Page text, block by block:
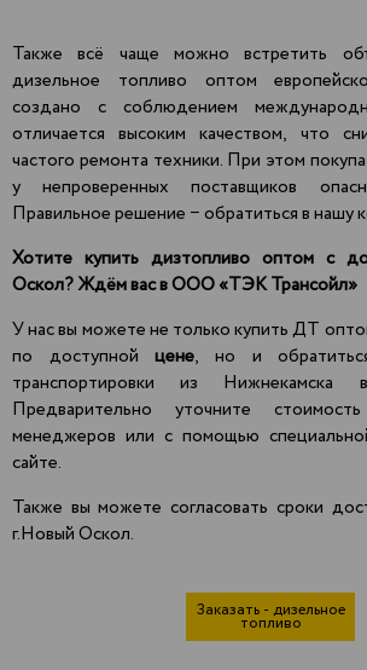
Также всё чаще можно встретить
дизельное топливо оптом
создано с соблюдением
отличается высоким качеством, что
частого ремонта техники. При этом
у непроверенных поставщиков
Правильное решение − обратиться в нашу
Хотите купить дизтопливо оптом с
Оскол? Ждём вас вООО «ТЭК Трансойл»
У нас вы можете не только купить ДТ
по доступнойцене, но и
транспортировки из
Предварительно уточните
менеджеров или с помощью
сайте.
Также вы можете согласовать сроки
г.Новый Оскол.
Заказать - дизельное
топливо